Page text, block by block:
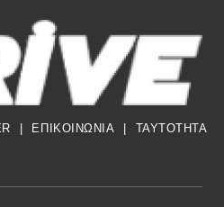
ΕΠΙΚΟΙΝΩΝΙΑ TAYTOTHTA